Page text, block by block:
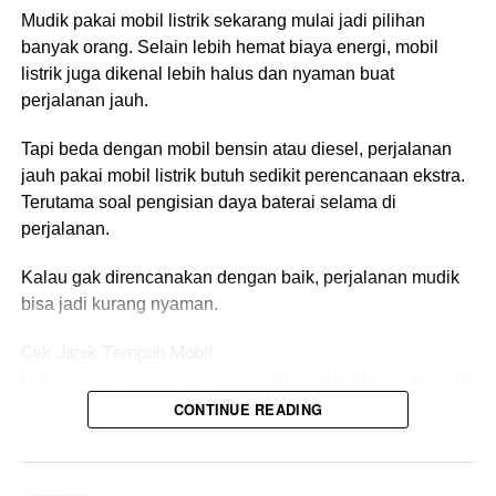
sabun dan satu lagi untuk membilas spons atau wash mitt
agar kotoran gak kembali menempel ke bodi mobil.
Sendiri
Setelah dicuci, jangan langsung ditinggal sambil ngopi
Mudik pakai mobil listrik sekarang mulai jadi pilihan
banyak orang. Selain lebih hemat biaya energi, mobil
listrik juga dikenal lebih halus dan nyaman buat
perjalanan jauh.
Tapi beda dengan mobil bensin atau diesel, perjalanan
jauh pakai mobil listrik butuh sedikit perencanaan ekstra.
Terutama soal pengisian daya baterai selama di
perjalanan.
Kalau gak direncanakan dengan baik, perjalanan mudik
bisa jadi kurang nyaman.
mobil listrik dalam sekali pengisian baterai.
CONTINUE READING